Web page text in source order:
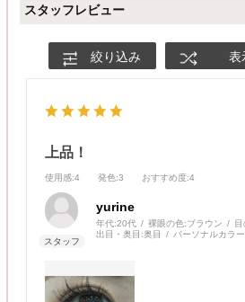
スタッフレビュー
絞り込み 表
上品！
使用感:4 発色:3 おすすめ度:4
yurine
年代:20代 裸眼の色:ブラウン 目
出目・奥目:奥目 パーソナルカラ